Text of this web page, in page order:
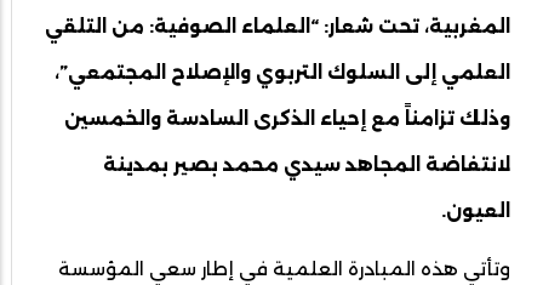
المغربية، تحت شعار: “العلماء الصوفية: من التلقي
العلمي إلى السلوك التربوي والإصلاح المجتمعي”،
وذلك تزامناً مع إحياء الذكرى السادسة والخمسين
لانتفاضة المجاهد سيدي محمد بصير بمدينة
العيون.
وتأتي هذه المبادرة العلمية في إطار سعي المؤسسة